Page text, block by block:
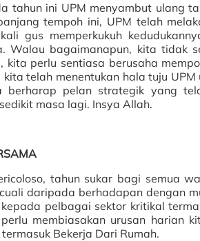
tahun ini UPM menyambut ulang
tempoh ini, UPM telah
gus memperkukuh
Walau bagaimanapun, kita tidak
perlu sentiasa berusaha
telah menentukan hala tuju UPM
pelan strategik yang
masa lagi. Insya Allah.
tahun sukar bagi semua
daripada berhadapan dengan
pelbagai sektor kritikal
membiasakan urusan harian
Bekerja Dari Rumah.